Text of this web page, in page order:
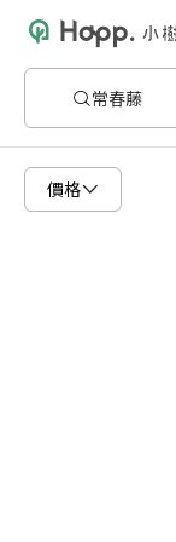
常春藤
價格
請嘗試變更或清除